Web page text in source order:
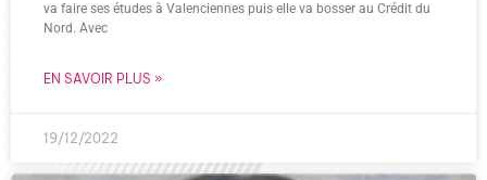
va faire ses études à Valenciennes puis elle va bosser au Crédit du
Nord. Avec
EN SAVOIR PLUS »
19/12/2022